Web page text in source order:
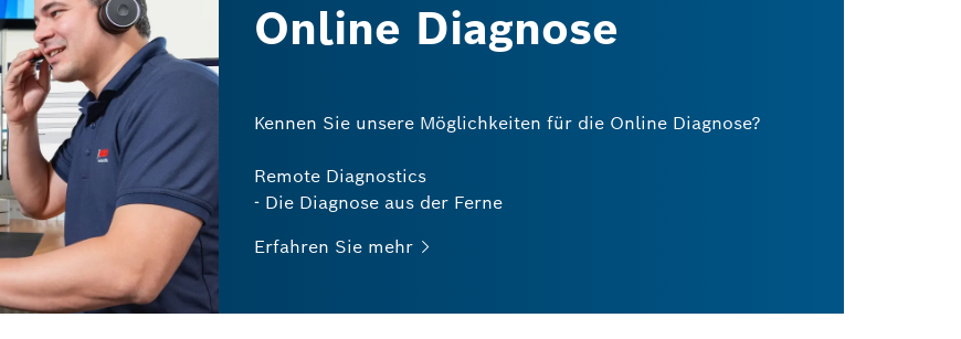
Online Diagnose
Kennen Sie unsere Möglichkeiten für die Online Diagnose?
Remote Diagnostics
- Die Diagnose aus der Ferne
Erfahren Sie mehr